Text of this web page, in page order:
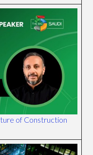
of Construction